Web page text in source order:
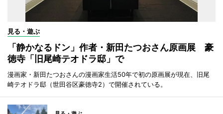
見る・遊ぶ
「静かなるドン」作者・新田たつおさん原画展 豪
徳寺「旧尾崎テオドラ邸」で
漫画家・新田たつおさんの漫画家生活50年で初の原画展が現在、旧尾
崎テオドラ邸（世田谷区豪徳寺2）で開催されている。